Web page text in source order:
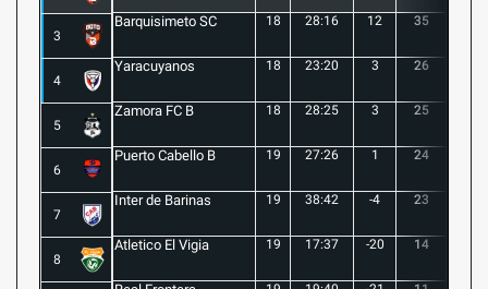
3
Barquisimeto SC 18 28:16 12 35
4
Yaracuyanos 18 23:20 3 26
5
Zamora FC B 18 28:25 3 25
6
Puerto Cabello B 19 27:26 1 24
7
Inter de Barinas 19 38:42 -4 23
8
Atletico El Vigia 19 17:37 -20 14